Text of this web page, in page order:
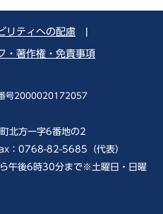
リティへの配慮
・著作権・免責事項
号2000020172057
北方一字6番地の2
：0768-82-5685（代表）
午後6時30分まで※土曜日・日曜